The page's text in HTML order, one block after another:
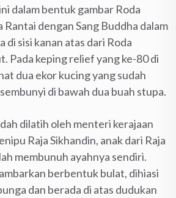
dalam bentuk gambar Roda
dengan Sang Buddha dalam
di sisi kanan atas dari Roda
Pada keping relief yang ke-80 di
dua ekor kucing yang sudah
di bawah dua buah stupa.
dilatih oleh menteri kerajaan
Raja Sikhandin, anak dari Raja
membunuh ayahnya sendiri.
berbentuk bulat, dihiasi
dan berada di atas dudukan